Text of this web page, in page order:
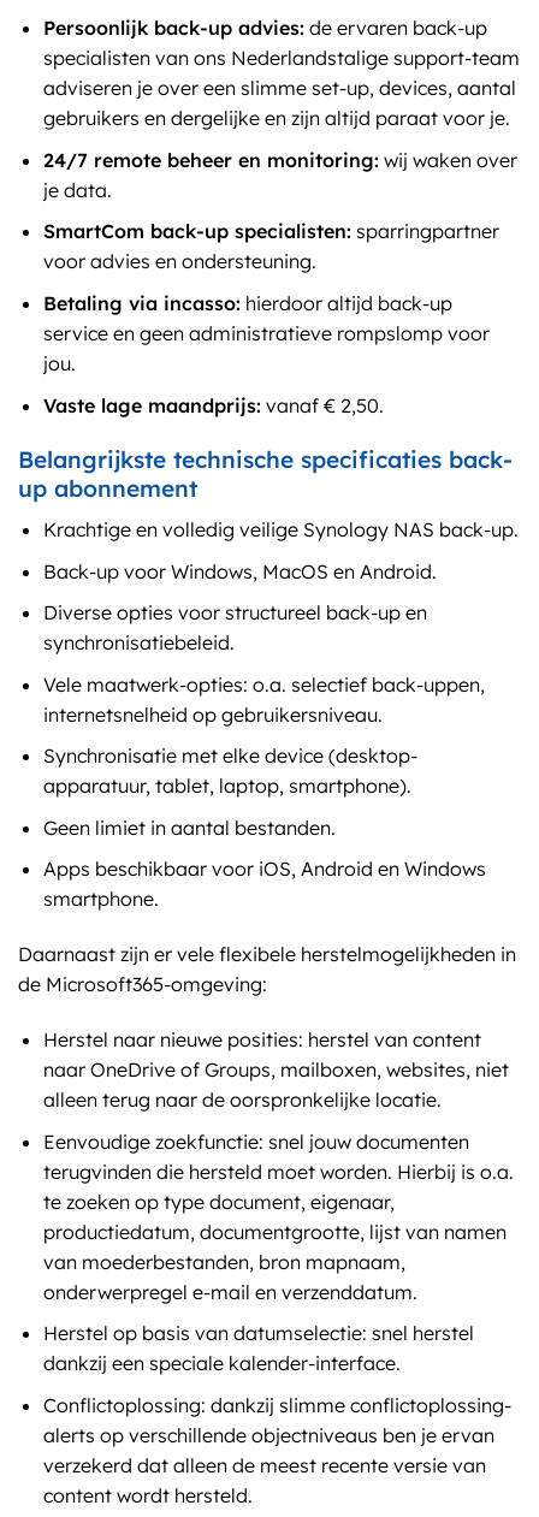
Persoonlijk back-up advies: de ervaren back-up
specialisten van ons Nederlandstalige support-team
adviseren je over een slimme set-up, devices, aantal
gebruikers en dergelijke en zijn altijd paraat voor je.
24/7 remote beheer en monitoring: wij waken over
je data.
SmartCom back-up specialisten: sparringpartner
voor advies en ondersteuning.
Betaling via incasso: hierdoor altijd back-up
service en geen administratieve rompslomp voor
jou.
Vaste lage maandprijs: vanaf € 2,50.
Belangrijkste technische specificaties back-
up abonnement
Krachtige en volledig veilige Synology NAS back-up.
Back-up voor Windows, MacOS en Android.
Diverse opties voor structureel back-up en
synchronisatiebeleid.
Vele maatwerk-opties: o.a. selectief back-uppen,
internetsnelheid op gebruikersniveau.
Synchronisatie met elke device (desktop-
apparatuur, tablet, laptop, smartphone).
Geen limiet in aantal bestanden.
Apps beschikbaar voor iOS, Android en Windows
smartphone.
Daarnaast zijn er vele flexibele herstelmogelijkheden in
de Microsoft365-omgeving:
Herstel naar nieuwe posities: herstel van content
naar OneDrive of Groups, mailboxen, websites, niet
alleen terug naar de oorspronkelijke locatie.
Eenvoudige zoekfunctie: snel jouw documenten
terugvinden die hersteld moet worden. Hierbij is o.a.
te zoeken op type document, eigenaar,
productiedatum, documentgrootte, lijst van namen
van moederbestanden, bron mapnaam,
onderwerpregel e-mail en verzenddatum.
Herstel op basis van datumselectie: snel herstel
dankzij een speciale kalender-interface.
Conflictoplossing: dankzij slimme conflictoplossing-
alerts op verschillende objectniveaus ben je ervan
verzekerd dat alleen de meest recente versie van
content wordt hersteld.